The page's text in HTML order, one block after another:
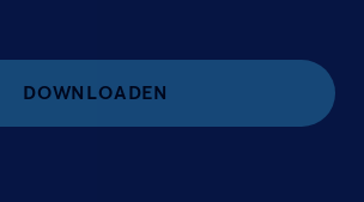
DOWNLOADEN